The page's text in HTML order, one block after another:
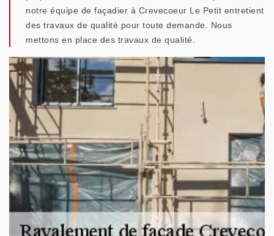
notre équipe de façadier à Crevecoeur Le Petit entretient
des travaux de qualité pour toute demande. Nous
mettons en place des travaux de qualité.